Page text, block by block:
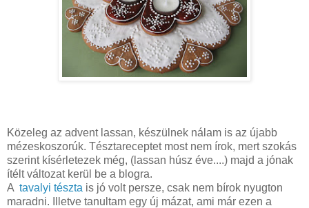
Közeleg az advent lassan, készülnek nálam is az újabb
mézeskoszorúk. Tésztareceptet most nem írok, mert szokás
szerint kísérletezek még, (lassan húsz éve....) majd a jónak
ítélt változat kerül be a blogra.
A tavalyi tészta is jó volt persze, csak nem bírok nyugton
maradni. Illetve tanultam egy új mázat, ami már ezen a